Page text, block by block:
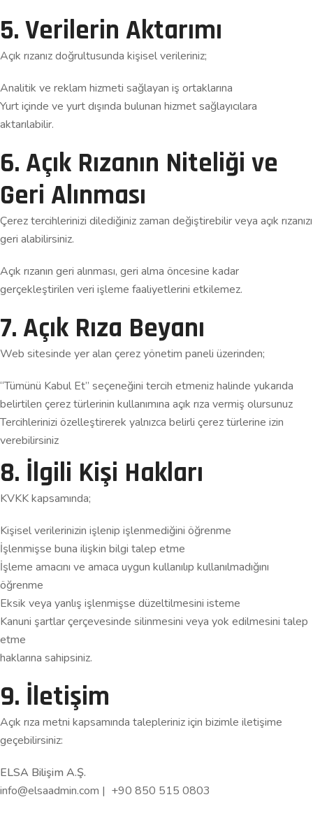
5. Verilerin Aktarımı
Açık rızanız doğrultusunda kişisel verileriniz;
Analitik ve reklam hizmeti sağlayan iş ortaklarına
Yurt içinde ve yurt dışında bulunan hizmet sağlayıcılara
aktarılabilir.
6. Açık Rızanın Niteliği ve
Geri Alınması
Çerez tercihlerinizi dilediğiniz zaman değiştirebilir veya açık rızanızı
geri alabilirsiniz.
Açık rızanın geri alınması, geri alma öncesine kadar
gerçekleştirilen veri işleme faaliyetlerini etkilemez.
7. Açık Rıza Beyanı
Web sitesinde yer alan çerez yönetim paneli üzerinden;
“Tümünü Kabul Et” seçeneğini tercih etmeniz halinde yukarıda
belirtilen çerez türlerinin kullanımına açık rıza vermiş olursunuz
Tercihlerinizi özelleştirerek yalnızca belirli çerez türlerine izin
verebilirsiniz
8. İlgili Kişi Hakları
KVKK kapsamında;
Kişisel verilerinizin işlenip işlenmediğini öğrenme
İşlenmişse buna ilişkin bilgi talep etme
İşleme amacını ve amaca uygun kullanılıp kullanılmadığını
öğrenme
Eksik veya yanlış işlenmişse düzeltilmesini isteme
Kanuni şartlar çerçevesinde silinmesini veya yok edilmesini talep
etme
haklarına sahipsiniz.
9. İletişim
Açık rıza metni kapsamında talepleriniz için bizimle iletişime
geçebilirsiniz:
ELSA Bilişim A.Ş.
info@elsaadmin.com | +90 850 515 0803